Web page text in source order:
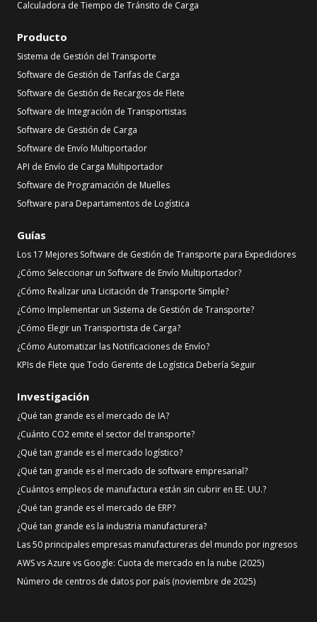
Calculadora de Tiempo de Tránsito de Carga
Producto
Sistema de Gestión del Transporte
Software de Gestión de Tarifas de Carga
Software de Gestión de Recargos de Flete
Software de Integración de Transportistas
Software de Gestión de Carga
Software de Envío Multiportador
API de Envío de Carga Multiportador
Software de Programación de Muelles
Software para Departamentos de Logística
Guías
Los 17 Mejores Software de Gestión de Transporte para Expedidores
¿Cómo Seleccionar un Software de Envío Multiportador?
¿Cómo Realizar una Licitación de Transporte Simple?
¿Cómo Implementar un Sistema de Gestión de Transporte?
¿Cómo Elegir un Transportista de Carga?
¿Cómo Automatizar las Notificaciones de Envío?
KPIs de Flete que Todo Gerente de Logística Debería Seguir
Investigación
¿Qué tan grande es el mercado de IA?
¿Cuánto CO2 emite el sector del transporte?
¿Qué tan grande es el mercado logístico?
¿Qué tan grande es el mercado de software empresarial?
¿Cuántos empleos de manufactura están sin cubrir en EE. UU.?
¿Qué tan grande es el mercado de ERP?
¿Qué tan grande es la industria manufacturera?
Las 50 principales empresas manufactureras del mundo por ingresos
AWS vs Azure vs Google: Cuota de mercado en la nube (2025)
Número de centros de datos por país (noviembre de 2025)